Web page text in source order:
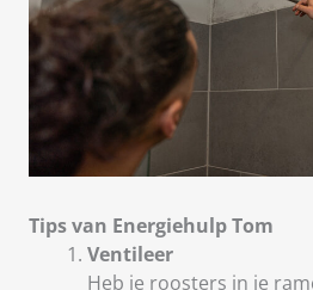
Tips van Energiehulp Tom
Ventileer
Heb je roosters in je